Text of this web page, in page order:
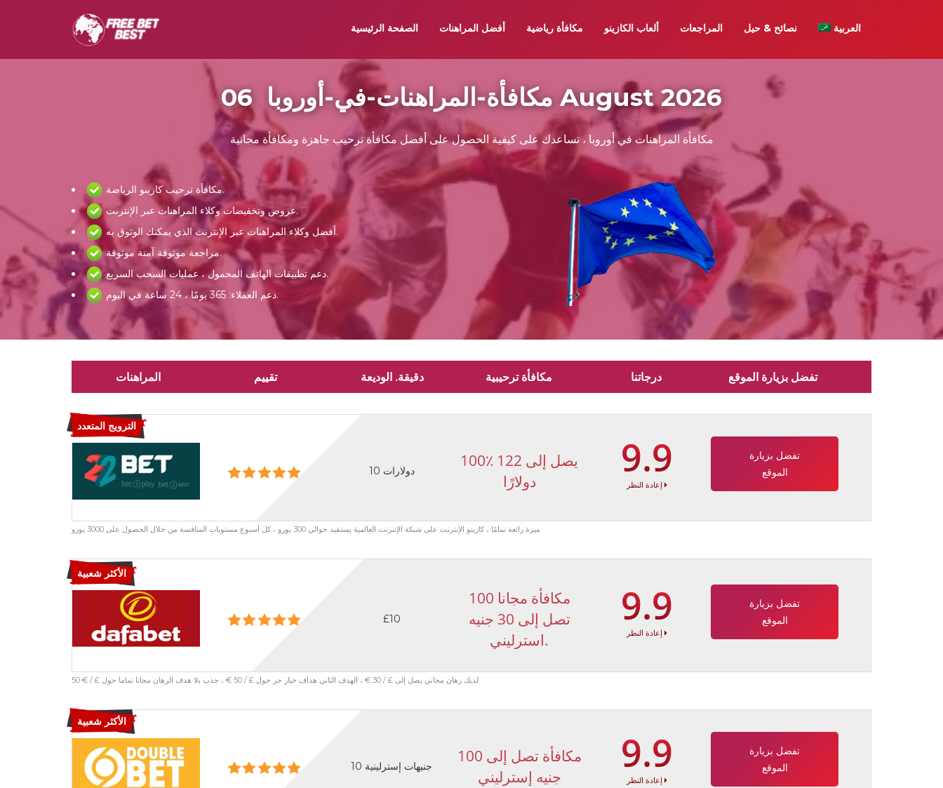
الصفحة الرئيسية أفضل المراهنات مكافأة رياضية ألعاب الكازينو المراجعات نصائح & حيل العربية
مكافأة-المراهنات-في-أوروبا 06 August 2026
مكافأة المراهنات في أوروبا ، تساعدك على كيفية الحصول على أفضل مكافأة ترحيب جاهزة ومكافأة مجانية
مكافأة ترحيب كازينو الرياضة.
عروض وتخفيضات وكلاء المراهنات عبر الإنترنت.
أفضل وكلاء المراهنات عبر الإنترنت الذي يمكنك الوثوق به.
مراجعة موثوقة آمنة موثوقة.
دعم تطبيقات الهاتف المحمول ، عمليات السحب السريع.
دعم العملاء: 365 يومًا ، 24 ساعة في اليوم.
المراهنات تقييم دقيقة. الوديعة مكافأة ترحيبية درجاتنا تفضل بزيارة الموقع
الترويج المتعدد
10 دولارات
100٪ يصل إلى 122
دولارًا
9.9
إعادة النظر
تفضل بزيارة
الموقع
ميزة رائعة تمامًا ، كازينو الإنترنت على شبكة الإنترنت العالمية يستفيد حوالي 300 يورو ، كل أسبوع مستويات المنافسة من خلال الحصول على 3000 يورو
الأكثر شعبية
£10
100 مكافأة مجانا
تصل إلى 30 جنيه
استرليني.
9.9
إعادة النظر
تفضل بزيارة
الموقع
لديك رهان مجاني يصل إلى £ / 30 € ، الهدف الثاني هداف خيار حر حول £ / 50 € ، جذب بلا هدف الرهان مجانا تماما حول £ / € 50
الأكثر شعبية
10 جنيهات إسترلينية
مكافأة تصل إلى 100
جنيه إسترليني
9.9
إعادة النظر
تفضل بزيارة
الموقع